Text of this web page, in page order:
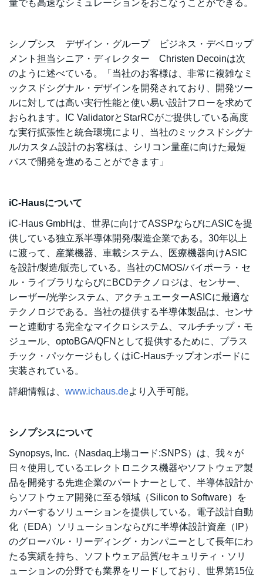
量でも高速なシミュレーションをおこなうことができる。
シノプシス デザイン・グループ ビジネス・デベロップ
メント担当シニア・ディレクター Christen Decoinは次
のように述べている。「当社のお客様は、非常に複雑なミ
ックスドシグナル・デザインを開発されており、開発ツー
ルに対しては高い実行性能と使い易い設計フローを求めて
おられます。IC ValidatorとStarRCがご提供している高度
な実行拡張性と統合環境により、当社のミックスドシグナ
ル/カスタム設計のお客様は、シリコン量産に向けた最短
パスで開発を進めることができます」
iC-Hausについて
iC-Haus GmbHは、世界に向けてASSPならびにASICを提
供している独立系半導体開発/製造企業である。30年以上
に渡って、産業機器、車載システム、医療機器向けASIC
を設計/製造/販売している。当社のCMOS/バイポーラ・セ
ル・ライブラリならびにBCDテクノロジは、センサー、
レーザー/光学システム、アクチュエーターASICに最適な
テクノロジである。当社の提供する半導体製品は、センサ
ーと連動する完全なマイクロシステム、マルチチップ・モ
ジュール、optoBGA/QFNとして提供するために、プラス
チック・パッケージもしくはiC-Hausチップオンボードに
実装されている。
詳細情報は、 www.ichaus.deより入手可能。
シノプシスについて
Synopsys, Inc.（Nasdaq上場コード:SNPS）は、我々が
日々使用しているエレクトロニクス機器やソフトウェア製
品を開発する先進企業のパートナーとして、半導体設計か
らソフトウェア開発に至る領域（Silicon to Software）を
カバーするソリューションを提供している。電子設計自動
化（EDA）ソリューションならびに半導体設計資産（IP）
のグローバル・リーディング・カンパニーとして長年にわ
たる実績を持ち、ソフトウェア品質/セキュリティ・ソリ
ューションの分野でも業界をリードしており、世界第15位